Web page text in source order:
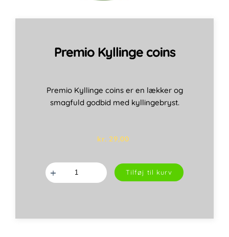
Premio Kyllinge coins
Premio Kyllinge coins er en lækker og
smagfuld godbid med kyllingebryst.
kr. 29,00
Premio
Kyllinge
coins
Tilføj til kurv